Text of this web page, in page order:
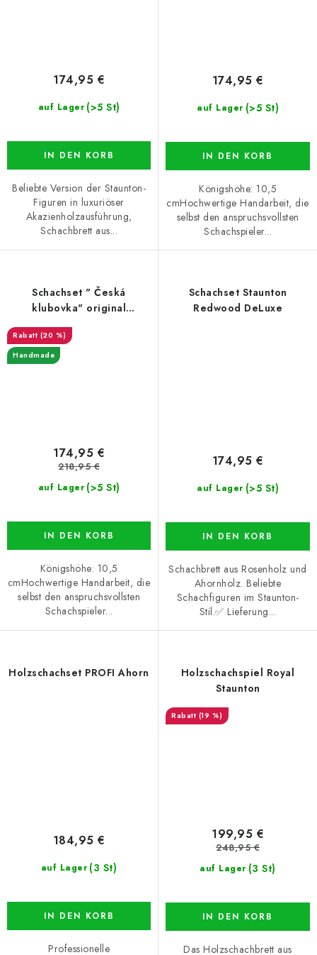
auf Lager (>5 St)
174,95 €
IN DEN KORB
Beliebte Version der Staunton-
Figuren in luxuriöser
Akazienholzausführung,
Schachbrett aus...
auf Lager (>5 St)
174,95 €
IN DEN KORB
Königshöhe: 10,5
cmHochwertige Handarbeit, die
selbst den anspruchsvollsten
Schachspieler...
Schachset " Česká
klubovka" original
(20 %)
Handmade
auf Lager (>5 St)
174,95 €
218,95 €
IN DEN KORB
Königshöhe: 10,5
cmHochwertige Handarbeit, die
selbst den anspruchsvollsten
Schachspieler...
Schachset Staunton
Redwood DeLuxe
auf Lager (>5 St)
174,95 €
IN DEN KORB
Schachbrett aus Rosenholz und
Ahornholz. Beliebte
Schachfiguren im Staunton-
Stil.✅ Lieferung...
Holzschachset PROFI Ahorn
auf Lager (3 St)
184,95 €
IN DEN KORB
Professionelle
Holzschachspiel Royal
Staunton
(19 %)
auf Lager (3 St)
199,95 €
248,95 €
IN DEN KORB
Das Holzschachbrett aus